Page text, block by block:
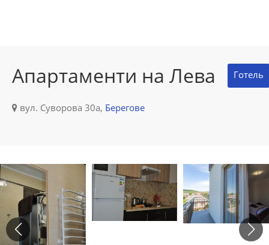
Апартаменти на Лева Готель
вул. Суворова 30а, Берегове